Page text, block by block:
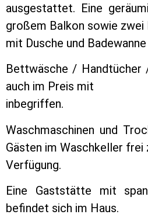
ausgestattet. Eine
großem Balkon sowie zwei
mit Dusche und
Bettwäsche / Handtücher
auch im Preis mit
inbegriffen.
Waschmaschinen und
Gästen im Waschkeller frei
Verfügung.
Eine Gaststätte mit
befindet sich im Haus.